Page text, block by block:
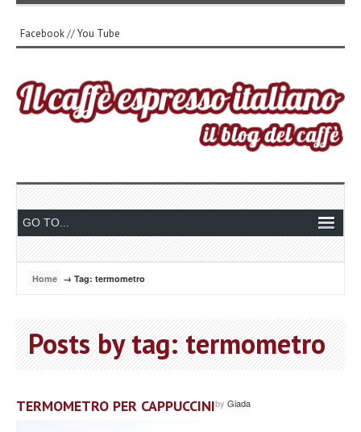
Facebook//You Tube
Home → Tag: termometro
Posts by tag: termometro
TERMOMETRO PER CAPPUCCINIby Giada